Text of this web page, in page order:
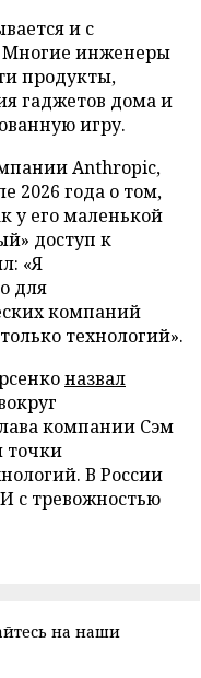
и с
Многие инженеры
продукты,
гаджетов дома и
игру.
Anthropic,
2026 года о том,
у его маленькой
доступ к
«Я
для
компаний
технологий».
назвал
компании Сэм
точки
В России
с тревожностью
на наши